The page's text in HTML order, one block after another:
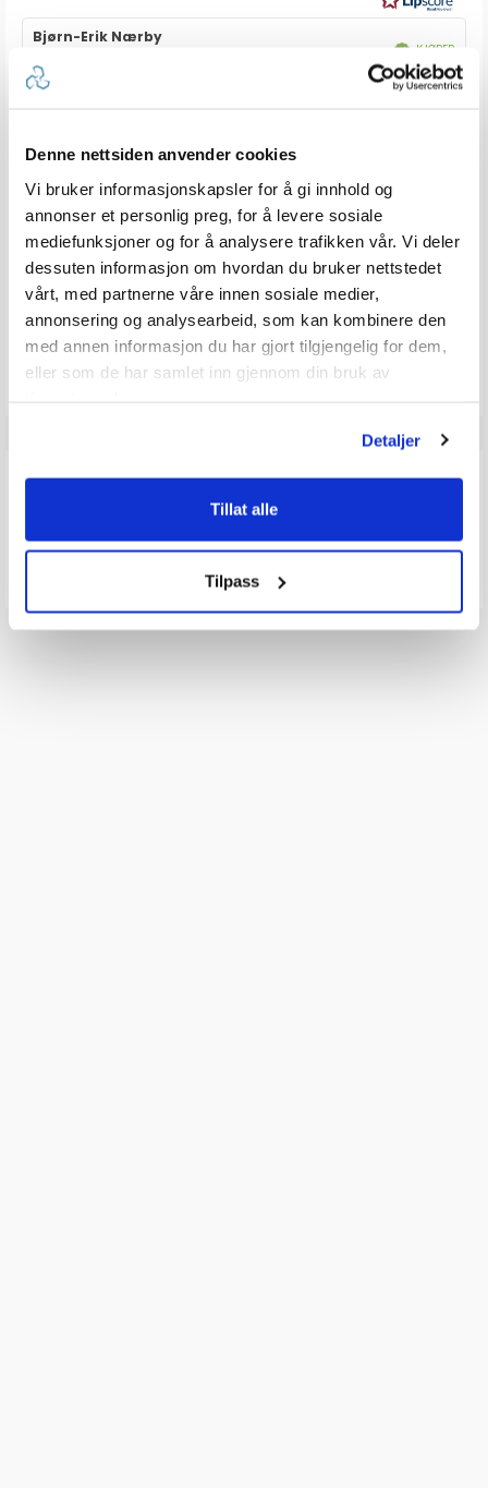
Denne nettsiden anvender cookies
Vi bruker informasjonskapsler for å gi innhold og
annonser et personlig preg, for å levere sosiale
mediefunksjoner og for å analysere trafikken vår. Vi deler
dessuten informasjon om hvordan du bruker nettstedet
vårt, med partnerne våre innen sosiale medier,
annonsering og analysearbeid, som kan kombinere den
med annen informasjon du har gjort tilgjengelig for dem,
eller som de har samlet inn gjennom din bruk av
Detaljer
Tillat alle
Tilpass
mulige
Forfatter:
Bjørn-Erik Nærby Verifisert
KJØPER
Dato
for
kjøp:
27. May 2024
inntrykk. Kjekt med ON/OFF-styring fra rorplassen. Manuell
bryter på enheten (RØD knapp) gjør det enkelt for alle å kunne
betjene (bryte strømmen) hvis elektronikken skulle feile.
Liker
0stemmer
Vær oppmerksom på at noen kunder gir en rating uten å skrive en
review, og at antallet ratings derfor vil være forskjellig fra antall
reviews.
Q & A
Send spørsmålet ditt